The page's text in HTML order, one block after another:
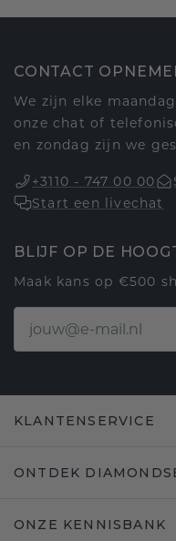
CONTACT
We zijn elke
onze chat of
en zondag zijn we
+3110 - 747 00 00
Start een livechat
BLIJF OP DE
Maak kans op €500
KLANTENSERVICE
ONTDEK
ONZE KENNISBANK